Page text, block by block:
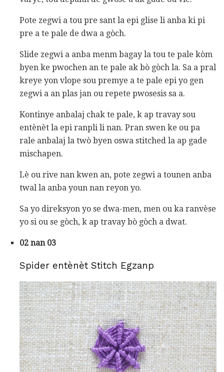
Pote zegwi a tou pre sant la epi glise li anba ki pi
pre a te pale de dwa a gòch.
Slide zegwi a anba menm bagay la tou te pale kòm
byen ke pwochen an te pale ak bò gòch la. Sa a pral
kreye yon vlope sou premye a te pale epi yo gen
zegwi a an plas jan ou repete pwosesis sa a.
Kontinye anbalaj chak te pale, k ap travay sou
entènèt la epi ranpli li nan. Pran swen ke ou pa
rale anbalaj la twò byen oswa stitched la ap gade
mischapen.
Lè ou rive nan kwen an, pote zegwi a tounen anba
twal la anba youn nan reyon yo.
Sa yo direksyon yo se dwa-men, men ou ka ranvèse
yo si ou se gòch, k ap travay bò gòch a dwat.
02 nan 03
Spider entènèt Stitch Egzanp